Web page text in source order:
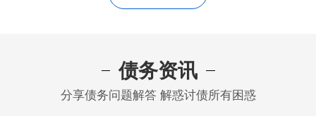
债务资讯
分享债务问题解答 解惑讨债所有困惑